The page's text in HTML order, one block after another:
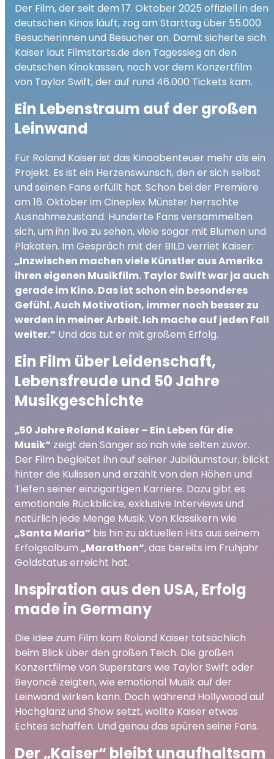
Der Film, der seit dem 17. Oktober 2025 offiziell in den
deutschen Kinos läuft, zog am Starttag über 55.000
Besucherinnen und Besucher an. Damit sicherte sich
Kaiser laut Filmstarts.de den Tagessieg an den
deutschen Kinokassen, noch vor dem Konzertfilm
von Taylor Swift, der auf rund 46.000 Tickets kam.
Ein Lebenstraum auf der großen
Leinwand
Für Roland Kaiser ist das Kinoabenteuer mehr als ein
Projekt. Es ist ein Herzenswunsch, den er sich selbst
und seinen Fans erfüllt hat. Schon bei der Premiere
am 16. Oktober im Cineplex Münster herrschte
Ausnahmezustand. Hunderte Fans versammelten
sich, um ihn live zu sehen, viele sogar mit Blumen und
Plakaten. Im Gespräch mit der BILD verriet Kaiser:
„Inzwischen machen viele Künstler aus Amerika
ihren eigenen Musikfilm. Taylor Swift war ja auch
gerade im Kino. Das ist schon ein besonderes
Gefühl. Auch Motivation, immer noch besser zu
werden in meiner Arbeit. Ich mache auf jeden Fall
weiter.“ Und das tut er mit großem Erfolg.
Ein Film über Leidenschaft,
Lebensfreude und 50 Jahre
Musikgeschichte
„50 Jahre Roland Kaiser – Ein Leben für die
Musik“ zeigt den Sänger so nah wie selten zuvor.
Der Film begleitet ihn auf seiner Jubiläumstour, blickt
hinter die Kulissen und erzählt von den Höhen und
Tiefen seiner einzigartigen Karriere. Dazu gibt es
emotionale Rückblicke, exklusive Interviews und
natürlich jede Menge Musik. Von Klassikern wie
„Santa Maria“ bis hin zu aktuellen Hits aus seinem
Erfolgsalbum „Marathon“, das bereits im Frühjahr
Goldstatus erreicht hat.
Inspiration aus den USA, Erfolg
made in Germany
Die Idee zum Film kam Roland Kaiser tatsächlich
beim Blick über den großen Teich. Die großen
Konzertfilme von Superstars wie Taylor Swift oder
Beyoncé zeigten, wie emotional Musik auf der
Leinwand wirken kann. Doch während Hollywood auf
Hochglanz und Show setzt, wollte Kaiser etwas
Echtes schaffen. Und genau das spüren seine Fans.
Der „Kaiser“ bleibt unaufhaltsam